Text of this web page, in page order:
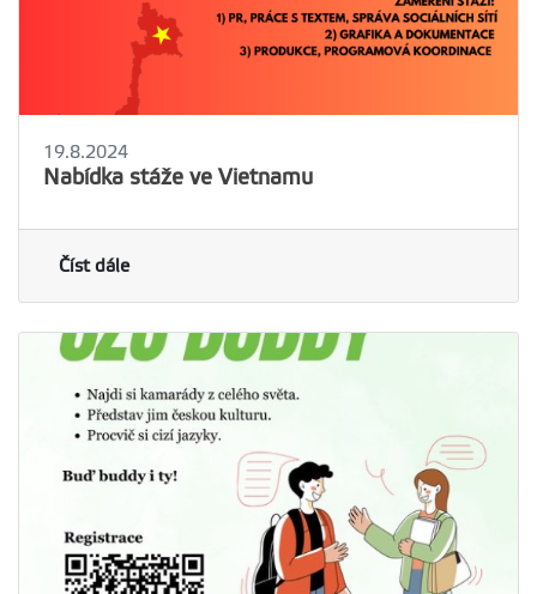
19.8.2024
Nabídka stáže ve Vietnamu
Číst dále